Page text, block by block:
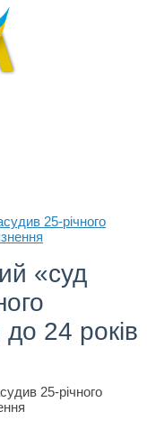
25-річного
«суд
24 років